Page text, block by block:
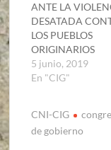
ANTE LA
DESATADA
LOS PUEBLOS
ORIGINARIOS
5 junio, 2019
En "CIG"
CNI-CIG
de gobierno